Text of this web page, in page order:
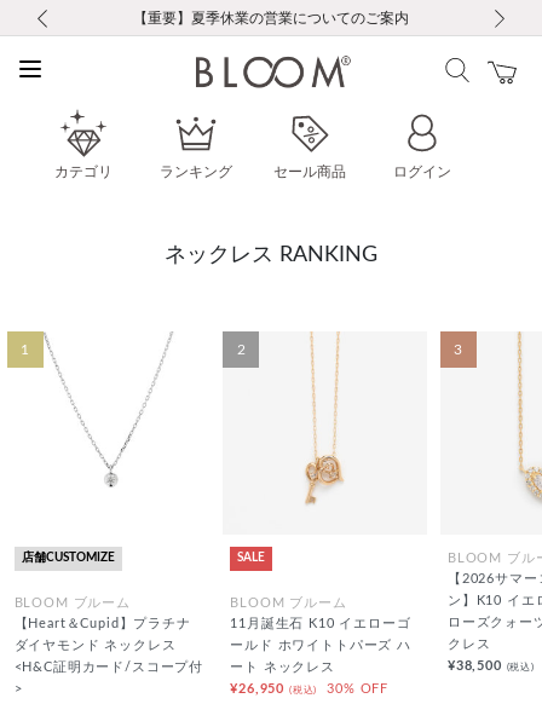
お修理・アフターサービスのご案内
【重要】令和８年熊本地震に伴う集配への影響について
【重要】ギフトラッピング料金改定および仕様変更のお知らせ
【重要】夏季休業の営業についてのご案内
税込5,500円以上で送料無料｜最短24時間以内に発送
新規会員登録で1000ポイントプレゼント！
LINE友だち登録で500円クーポンプレゼント
会員限定！レビュー投稿で100ポイントプレゼント
お修理・アフターサービスのご案内
【重要】令和８年熊本地震に伴う集配への影響について
カテゴリ ランキング セール商品 ログイン
ネックレス RANKING
1
店舗CUSTOMIZE
BLOOM ブルーム
【Heart＆Cupid】プラチナ
ダイヤモンド ネックレス
<H&C証明カード/スコープ付
>
2
SALE
BLOOM ブルーム
11月誕生石 K10 イエローゴ
ールド ホワイトトパーズ ハ
ート ネックレス
¥26,950 (税込) 30% OFF
3
BLOOM ブル
【2026サマ
ン】K10 イエ
ローズクォー
クレス
¥38,500 (税込)